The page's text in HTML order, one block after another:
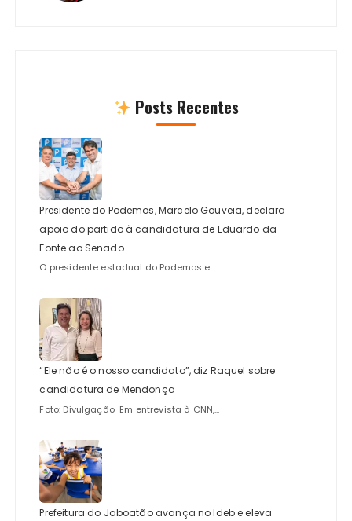
Posts Recentes
Presidente do Podemos, Marcelo Gouveia, declara
apoio do partido à candidatura de Eduardo da
Fonte ao Senado
O presidente estadual do Podemos e...
“Ele não é o nosso candidato”, diz Raquel sobre
candidatura de Mendonça
Foto: Divulgação Em entrevista à CNN,...
Prefeitura do Jaboatão avança no Ideb e eleva